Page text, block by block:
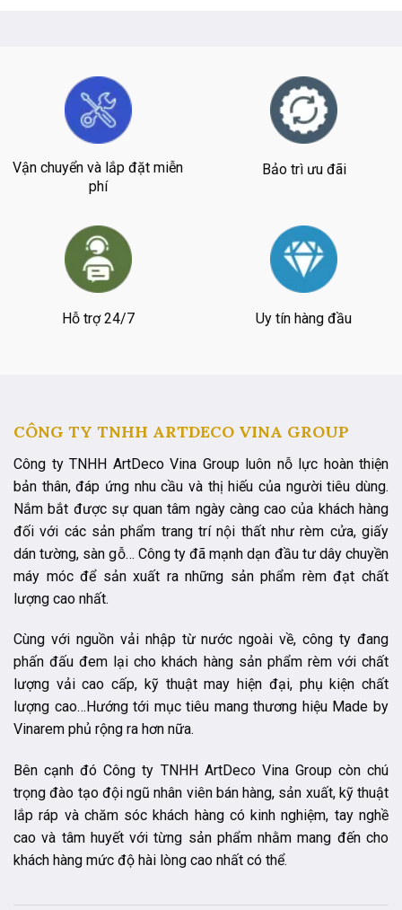
Vận chuyển và lắp đặt miễn
phí
Bảo trì ưu đãi
Hỗ trợ 24/7 Uy tín hàng đầu
CÔNG TY TNHH ARTDECO VINA GROUP
Công ty TNHH ArtDeco Vina Group luôn nỗ lực hoàn thiện
bản thân, đáp ứng nhu cầu và thị hiếu của người tiêu dùng.
Nắm bắt được sự quan tâm ngày càng cao của khách hàng
đối với các sản phẩm trang trí nội thất như rèm cửa, giấy
dán tường, sàn gỗ… Công ty đã mạnh dạn đầu tư dây chuyền
máy móc để sản xuất ra những sản phẩm rèm đạt chất
lượng cao nhất.
Cùng với nguồn vải nhập từ nước ngoài về, công ty đang
phấn đấu đem lại cho khách hàng sản phẩm rèm với chất
lượng vải cao cấp, kỹ thuật may hiện đại, phụ kiện chất
lượng cao…Hướng tới mục tiêu mang thương hiệu Made by
Vinarem phủ rộng ra hơn nữa.
Bên cạnh đó Công ty TNHH ArtDeco Vina Group còn chú
trọng đào tạo đội ngũ nhân viên bán hàng, sản xuất, kỹ thuật
lắp ráp và chăm sóc khách hàng có kinh nghiệm, tay nghề
cao và tâm huyết với từng sản phẩm nhằm mang đến cho
khách hàng mức độ hài lòng cao nhất có thể.